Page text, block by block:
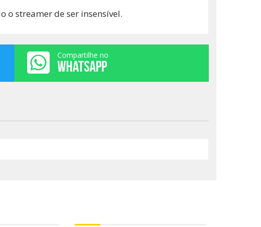
o streamer de ser insensível.
Compartilhe no
WHATSAPP